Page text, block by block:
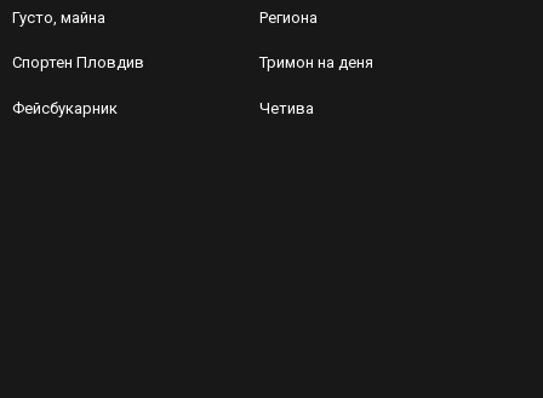
Густо, майна Региона
Спортен Пловдив Тримон на деня
Фейсбукарник Четива